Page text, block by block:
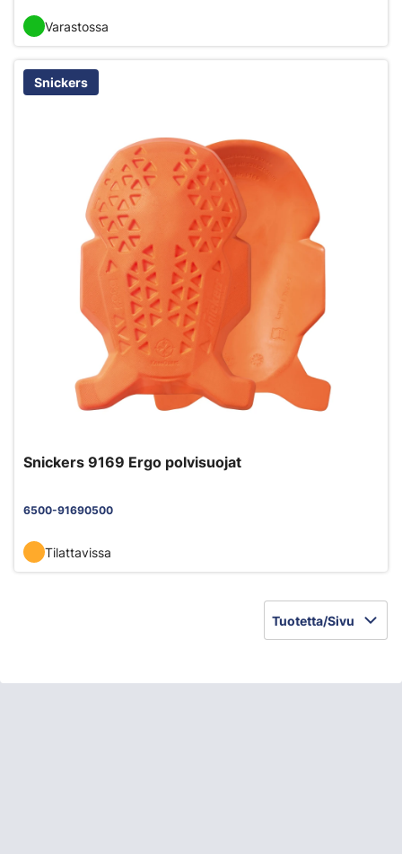
Varastossa
Snickers
Snickers 9169 Ergo polvisuojat
6500-91690500
Tilattavissa
Tuotetta/Sivu